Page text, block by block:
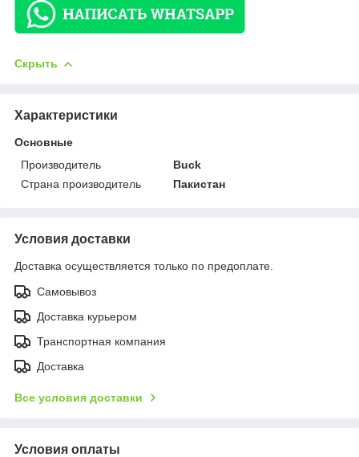
Скрыть
Характеристики
Основные
Производитель
Buck
Страна производитель
Пакистан
Условия доставки
Доставка осуществляется только по предоплате.
Самовывоз
Доставка курьером
Транспортная компания
Доставка
Все условия доставки
Условия оплаты